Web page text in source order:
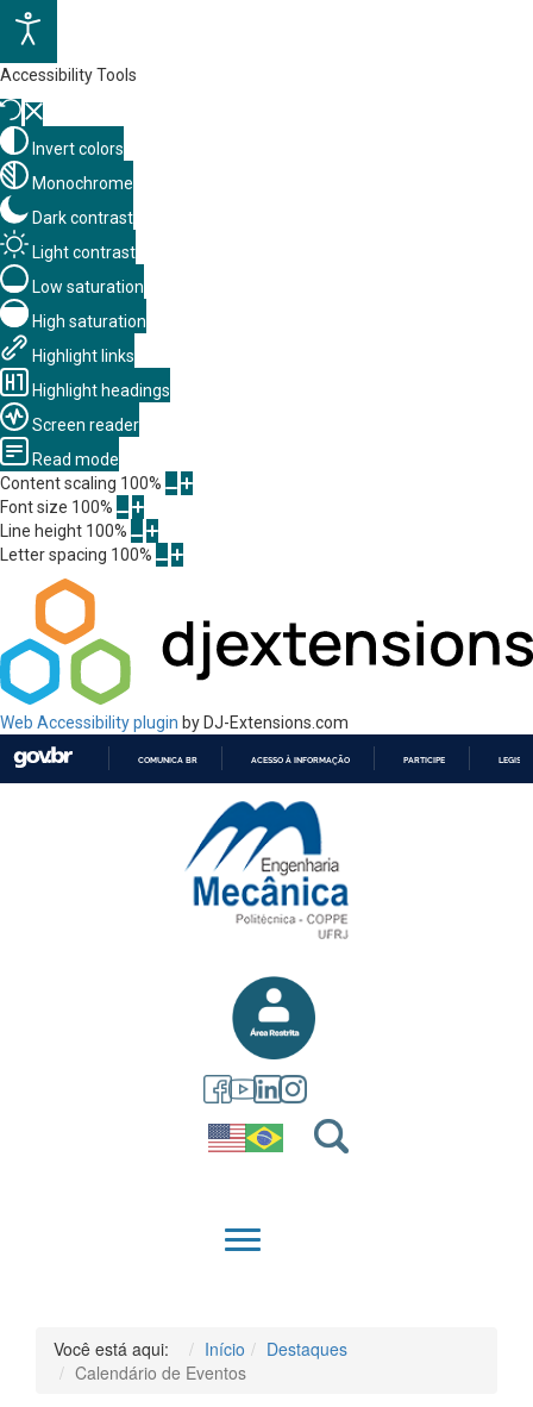
Accessibility Tools
Invert colors
Monochrome
Dark contrast
Light contrast
Low saturation
High saturation
Highlight links
Highlight headings
Screen reader
Read mode
Content scaling 100%
Font size 100%
Line height 100%
Letter spacing 100%
Web Accessibility plugin by DJ-Extensions.com
PARA
CONTEÚDO
COMUNICA BR ACESSO À INFORMAÇÃO PARTICIPE
QUEM SOMOS
Você está aqui: Início
Destaques
Calendário de Eventos